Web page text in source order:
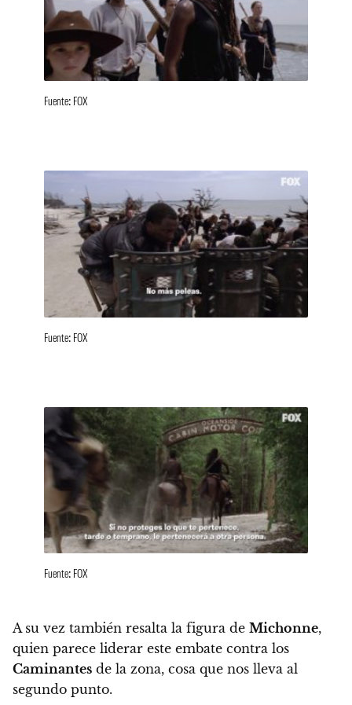
Fuente: FOX
Fuente: FOX
Fuente: FOX
A su vez también resalta la figura de Michonne,
quien parece liderar este embate contra los
Caminantes de la zona, cosa que nos lleva al
segundo punto.